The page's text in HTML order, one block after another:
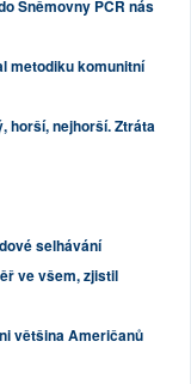
Sněmovny PČR nás
metodiku komunitní
horší, nejhorší. Ztráta
selhávání
ve všem, zjistil
většina Američanů